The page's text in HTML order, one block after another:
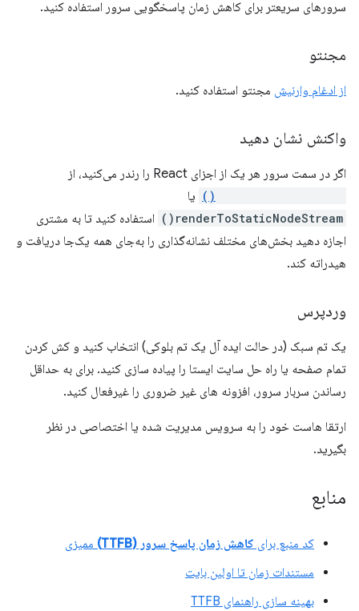
سرورهای سریعتر برای کاهش زمان پاسخگویی سرور استفاده کنید.
مجنتو
از ادغام وارنیش مجنتو استفاده کنید.
واکنش نشان دهید
اگر در سمت سرور هر یک از اجزای React را رندر می‌کنید، از
یا
renderToStaticNodeStream()
استفاده کنید تا به مشتری
اجازه دهید بخش‌های مختلف نشانه‌گذاری را به‌جای همه یک‌جا دریافت و
هیدراته کند.
وردپرس
یک تم سبک (در حالت ایده آل یک تم بلوکی) انتخاب کنید و کش کردن
تمام صفحه یا راه حل سایت ایستا را پیاده سازی کنید. برای به حداقل
رساندن سربار سرور، افزونه های غیر ضروری را غیرفعال کنید.
ارتقا هاست خود را به سرویس مدیریت شده یا اختصاصی در نظر
بگیرید.
منابع
کد منبع برای کاهش زمان پاسخ سرور (TTFB)
ممیزی
مستندات زمان تا اولین بایت
بهینه سازی راهنمای TTFB